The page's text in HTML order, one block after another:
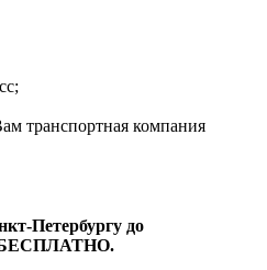
транспортная компания
Петербургу до
БЕСПЛАТНО.